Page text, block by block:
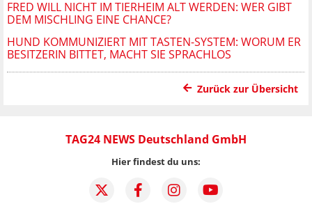
FRED WILL NICHT IM TIERHEIM ALT WERDEN: WER GIBT
DEM MISCHLING EINE CHANCE?
HUND KOMMUNIZIERT MIT TASTEN-SYSTEM: WORUM ER
BESITZERIN BITTET, MACHT SIE SPRACHLOS
Zurück zur Übersicht
TAG24 NEWS Deutschland GmbH
Hier findest du uns: